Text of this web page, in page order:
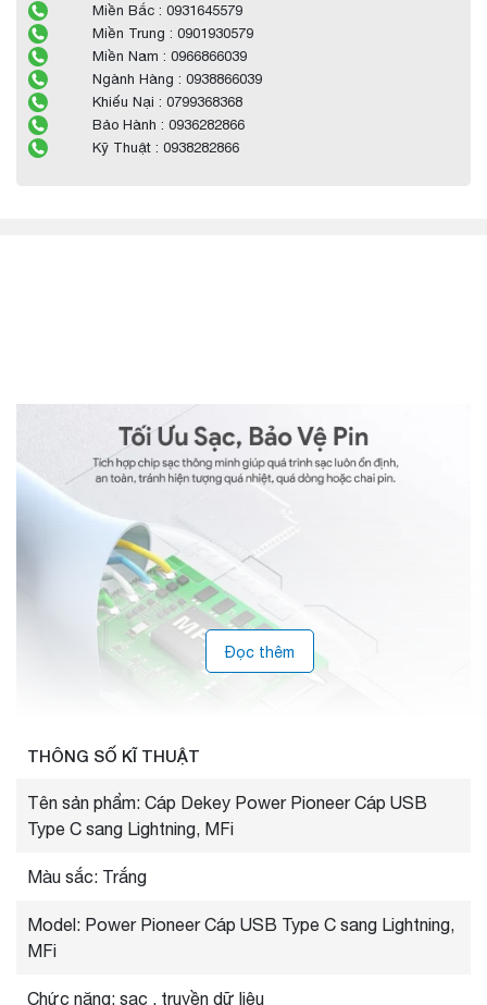
Miền Bắc : 0931645579
Miền Trung : 0901930579
Miền Nam : 0966866039
Ngành Hàng : 0938866039
Khiếu Nại : 0799368368
Bảo Hành : 0936282866
Kỹ Thuật : 0938282866
Đọc thêm
THÔNG SỐ KĨ THUẬT
Tên sản phẩm: Cáp Dekey Power Pioneer Cáp USB
Type C sang Lightning, MFi
Màu sắc: Trắng
Model: Power Pioneer Cáp USB Type C sang Lightning,
MFi
Chức năng: sạc , truyền dữ liệu